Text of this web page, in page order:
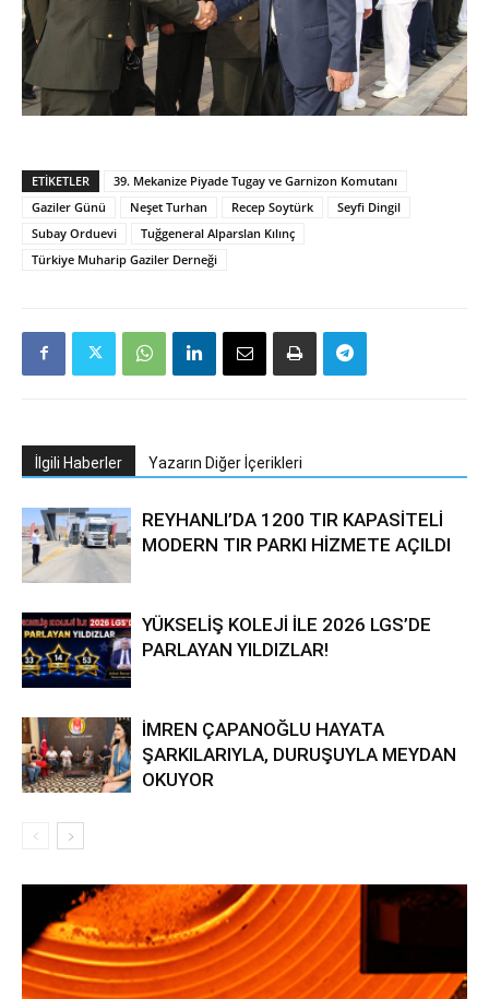
ETIKETLER
39. Mekanize Piyade Tugay ve Garnizon Komutanı
Gaziler Günü
Neşet Turhan Recep Soytürk
Seyfi Dingil
Subay Orduevi
Tuğgeneral Alparslan Kılınç
Türkiye Muharip Gaziler Derneği
İlgili Haberler Yazarın Diğer İçerikleri
REYHANLI’DA 1200 TIR KAPASİTELİ
MODERN TIR PARKI HİZMETE AÇILDI
YÜKSELİŞ KOLEJİ İLE 2026 LGS’DE
PARLAYAN YILDIZLAR!
İMREN ÇAPANOĞLU HAYATA
ŞARKILARIYLA, DURUŞUYLA MEYDAN
OKUYOR